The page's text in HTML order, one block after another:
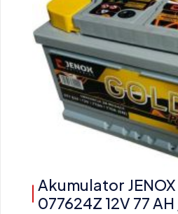
Akumulator JENOX
077624Z 12V 77